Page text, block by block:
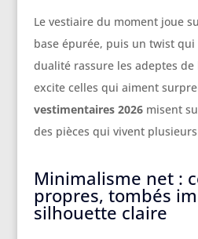
Le vestiaire du moment joue
base épurée, puis un twist qui
dualité rassure les adeptes de
excite celles qui aiment
vestimentaires 2026misent
des pièces qui vivent
Minimalisme net :
propres, tombés
silhouette claire